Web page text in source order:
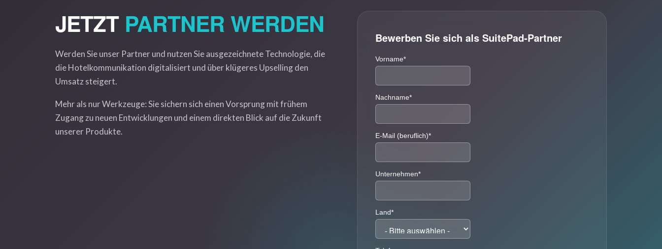
JETZT PARTNER WERDEN
Werden Sie unser Partner und nutzen Sie ausgezeichnete Technologie, die
die Hotelkommunikation digitalisiert und über klügeres Upselling den
Umsatz steigert.
Mehr als nur Werkzeuge: Sie sichern sich einen Vorsprung mit frühem
Zugang zu neuen Entwicklungen und einem direkten Blick auf die Zukunft
unserer Produkte.
Bewerben Sie sich als SuitePad-Partner